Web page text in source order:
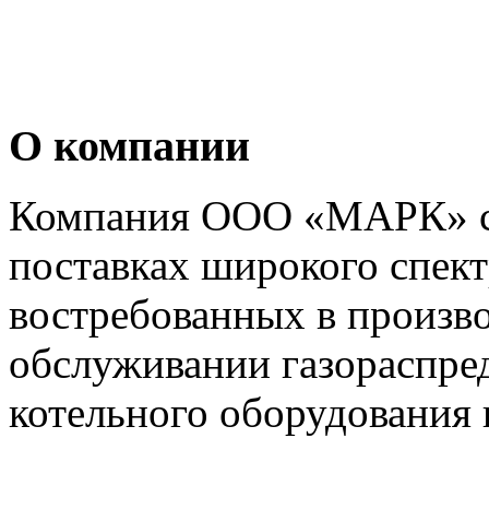
О компании
Компания ООО «МАРК» с
поставках широкого
востребованных в
обслуживании
котельного оборудования